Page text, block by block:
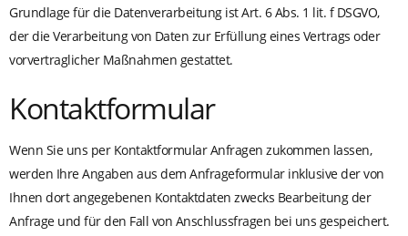
Grundlage für die Datenverarbeitung ist Art. 6 Abs. 1 lit. f DSGVO,
der die Verarbeitung von Daten zur Erfüllung eines Vertrags oder
vorvertraglicher Maßnahmen gestattet.
Kontaktformular
Wenn Sie uns per Kontaktformular Anfragen zukommen lassen,
werden Ihre Angaben aus dem Anfrageformular inklusive der von
Ihnen dort angegebenen Kontaktdaten zwecks Bearbeitung der
Anfrage und für den Fall von Anschlussfragen bei uns gespeichert.